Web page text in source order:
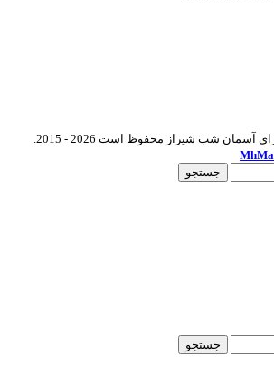
جستجو
جستجو